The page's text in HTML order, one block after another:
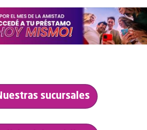
sucursales